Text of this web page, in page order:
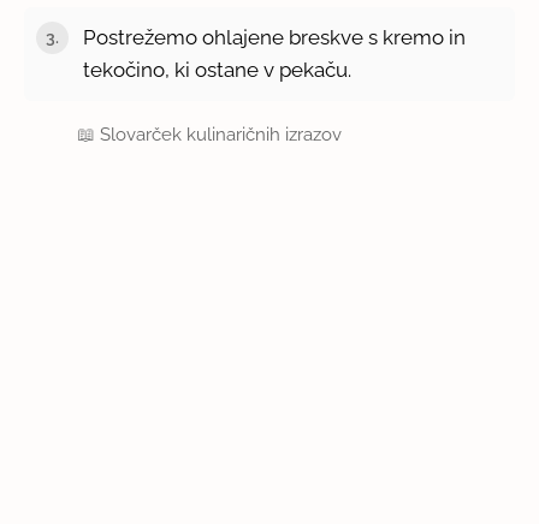
Postrežemo ohlajene breskve s kremo in
tekočino, ki ostane v pekaču.
📖Slovarček kulinaričnih izrazov